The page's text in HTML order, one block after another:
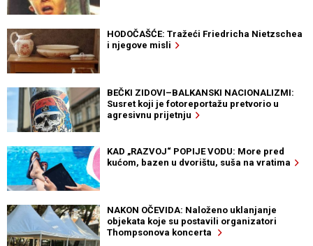
HODOČAŠĆE: Tražeći Friedricha Nietzschea
i njegove misli
BEČKI ZIDOVI–BALKANSKI NACIONALIZMI:
Susret koji je fotoreportažu pretvorio u
agresivnu prijetnju
KAD „RAZVOJ“ POPIJE VODU: More pred
kućom, bazen u dvorištu, suša na vratima
NAKON OČEVIDA: Naloženo uklanjanje
objekata koje su postavili organizatori
Thompsonova koncerta